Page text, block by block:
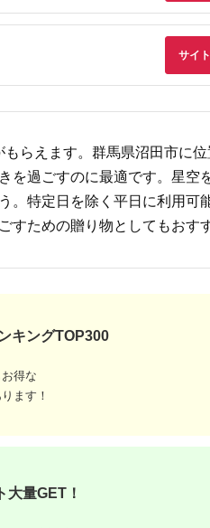
県 長野原町
ほか町内各所で利
感謝券（3,000円
5.0
額: 10,000
秋田県 にかほ市
ア宿泊券[2名:1泊朝食
ン] 旅行券 チケット
5.0
寄付金額: 51,000 円
サイ
らえます。群馬県沼田市に位
を過ごすのに最適です。星空
。特定日を除く平日に利用可
すための贈り物としてもおす
キングTOP300
得な
ます！
大量GET！